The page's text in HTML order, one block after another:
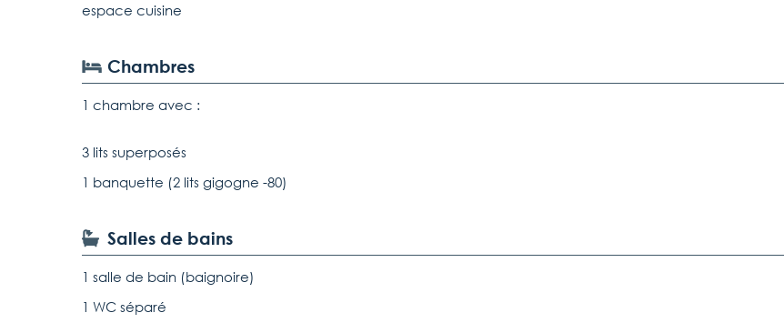
espace cuisine
Chambres
1 chambre avec :
3 lits superposés
1 banquette (2 lits gigogne -80)
Salles de bains
1 salle de bain (baignoire)
1 WC séparé